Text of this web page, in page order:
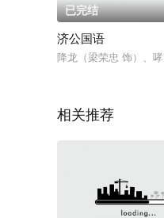
已完结
济公国语
降龙（梁荣忠 饰）、
相关推荐